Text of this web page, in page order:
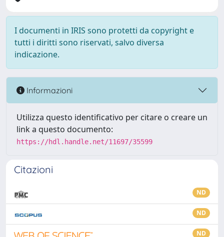
I documenti in IRIS sono protetti da copyright e
tutti i diritti sono riservati, salvo diversa
indicazione.
Informazioni
Utilizza questo identificativo per citare o creare un
link a questo documento:
https://hdl.handle.net/11697/35599
Citazioni
ND
ND
ND